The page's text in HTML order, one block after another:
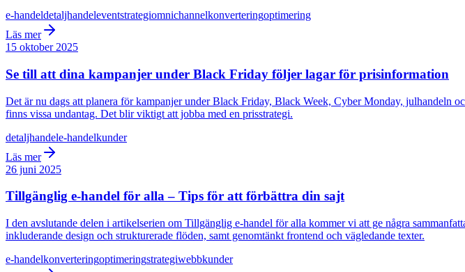
e-handeldetaljhandeleventstrategiomnichannelkonverteringoptimering
Läs mer
15 oktober 2025
Se till att dina kampanjer under Black Friday följer lagar för prisinformation
Det är nu dags att planera för kampanjer under Black Friday, Black Week, Cyber Monday, julhandeln
finns vissa undantag. Det blir viktigt att jobba med en prisstrategi.
detaljhandele-handelkunder
Läs mer
26 juni 2025
Tillgänglig e-handel för alla – Tips för att förbättra din sajt
I den avslutande delen i artikelserien om Tillgänglig e-handel för alla kommer vi att ge några
inkluderande design och strukturerade flöden, samt genomtänkt frontend och vägledande texter.
e-handelkonverteringoptimeringstrategiwebbkunder